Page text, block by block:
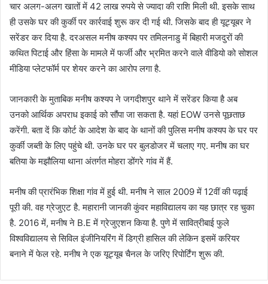
चार अलग-अलग खातों में 42 लाख रुपये से ज्यादा की राशि मिली थी. इसके साथ
ही उसके घर की कुर्की पर कार्रवाई शुरू कर दी गई थी. जिसके बाद ही यूट्यूबर ने
सरेंडर कर दिया है. दरअसल मनीष कश्यप पर तमिलनाडु में बिहारी मजदुरों की
कथित पिटाई और हिंसा के मामले में फर्जी और भ्रमित करने वाले वीडियो को सोशल
मीडिया प्लेटफॉर्म पर शेयर करने का आरोप लगा है.
जानकारी के मुताबिक मनीष कश्यप ने जगदीशपुर थाने में सरेंडर किया है अब
उनको आर्थिक अपराध इकाई को सौंपा जा सकता है. यहां EOW उनसे पूछताछ
करेंगी. बता दें कि कोर्ट के आदेश के बाद के थानों की पुलिस मनीष कश्यप के घर पर
कुर्की जब्ती के लिए पहुंचे थी. उनके घर पर बुलडोजर में चलाए गए. मनीष का घर
बतिया के मझौलिया थाना अंतर्गत मोहरा डोंगरे गांव में हैं.
मनीष की प्रारंभिक शिक्षा गांव में हुई थी. मनीष ने साल 2009 में 12वीं की पढ़ाई
पूरी की. वह ग्रेजुएट है. महारानी जानकी कुंवर महाविद्यालय का यह छात्र रह चुका
है. 2016 में, मनीष ने B.E में ग्रेजुएशन किया है. पुणे में सावित्रीबाई फुले
विश्वविद्यालय से सिविल इंजीनियरिंग में डिग्री हासिल की लेकिन इसमें करियर
बनाने में फेल रहे. मनीष ने एक यूट्यूब चैनल के जरिए रिपोर्टिंग शुरू की.